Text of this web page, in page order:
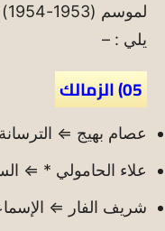
يلي : –
05) الزمالك
عصام بهيج ⇐ الترسانة
علاء الحامولي * ⇐
شريف الفار ⇐